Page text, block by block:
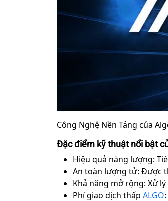
Công Nghệ Nền Tảng của
Đặc điểm kỹ thuật nổi bật
Hiệu quả năng lượng:
An toàn lượng tử: Được
Khả năng mở rộng: Xử
Phí giao dịch thấp ALGO